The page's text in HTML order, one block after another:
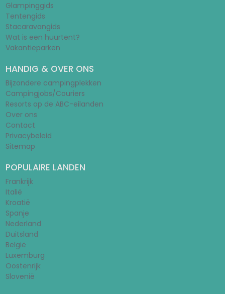
Glampinggids
Tentengids
Stacaravangids
Wat is een huurtent?
Vakantieparken
HANDIG & OVER ONS
Bijzondere campingplekken
Campingjobs/Couriers
Resorts op de ABC-eilanden
Over ons
Contact
Privacybeleid
Sitemap
POPULAIRE LANDEN
Frankrijk
Italië
Kroatië
Spanje
Nederland
Duitsland
België
Luxemburg
Oostenrijk
Slovenië